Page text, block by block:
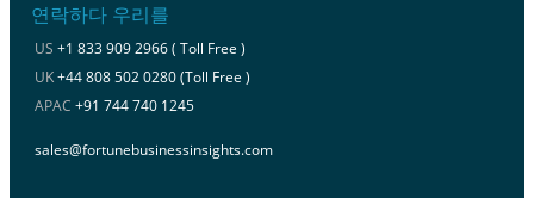
연락하다 우리를
US +1 833 909 2966 ( Toll Free )
UK+44 808 502 0280 (Toll Free )
APAC +91 744 740 1245
sales@fortunebusinessinsights.com